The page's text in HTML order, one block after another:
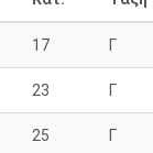
17 Γ
23 Γ
25 Γ